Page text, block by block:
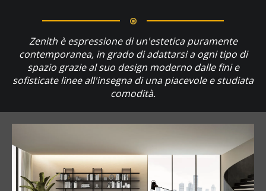
Zenith è espressione di un'estetica puramente
contemporanea, in grado di adattarsi a ogni tipo di
spazio grazie al suo design moderno dalle fini e
sofisticate linee all'insegna di una piacevole e studiata
comodità.